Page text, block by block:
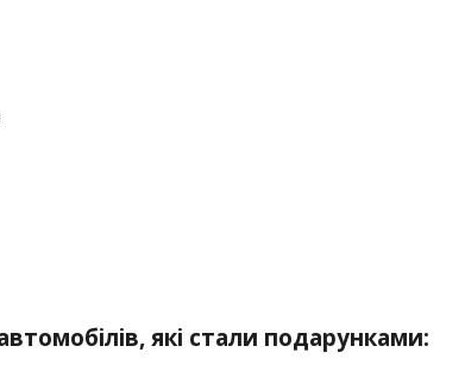
які стали подарунками: